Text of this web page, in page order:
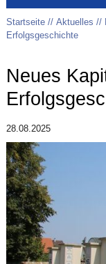
Startseite Aktuelles
Erfolgsgeschichte
Neues
28.08.2025